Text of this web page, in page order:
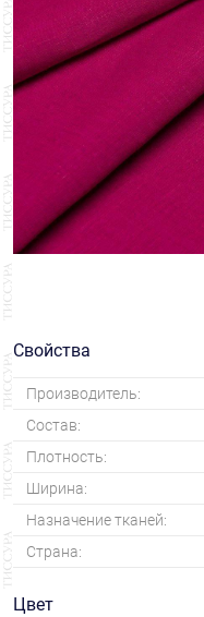
Свойства
Производитель:
Состав:
Плотность:
Ширина:
Назначение тканей:
Страна:
Цвет